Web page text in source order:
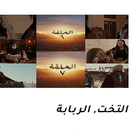
التخت,الربابة